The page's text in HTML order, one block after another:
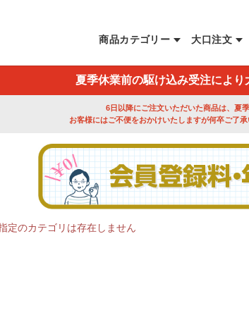
商品カテゴリー 大口注文
夏季休業前の駆け込み受注により
6日以降にご注文いただいた商品は、夏
お客様にはご不便をおかけいたしますが何卒ご了
定のカテゴリは存在しません